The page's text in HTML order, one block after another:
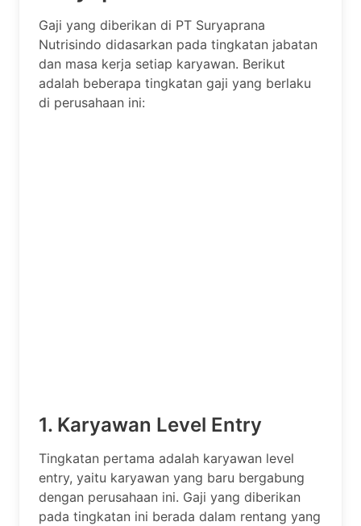
Gaji yang diberikan di PT Suryaprana
Nutrisindo didasarkan pada tingkatan jabatan
dan masa kerja setiap karyawan. Berikut
adalah beberapa tingkatan gaji yang berlaku
di perusahaan ini:
1. Karyawan Level Entry
Tingkatan pertama adalah karyawan level
entry, yaitu karyawan yang baru bergabung
dengan perusahaan ini. Gaji yang diberikan
pada tingkatan ini berada dalam rentang yang